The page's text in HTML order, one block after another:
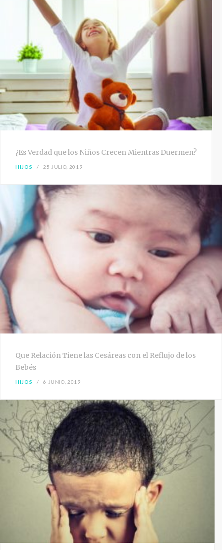
¿Es Verdad que los Niños Crecen Mientras Duermen?
HIJOS 25 JULIO, 2019
Que Relación Tiene las Cesáreas con el Reflujo de los
Bebés
HIJOS 6 JUNIO, 2019